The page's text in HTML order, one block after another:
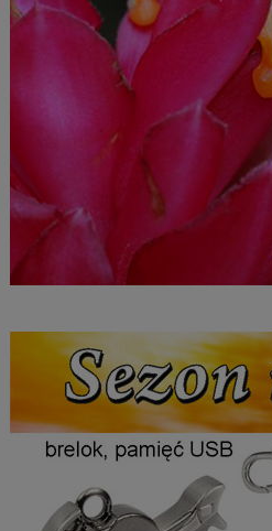
Puchar metalowy złoty 3133E 37cm
195,00 zł Dostępność: